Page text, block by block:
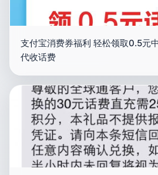
支付宝消费券福利 轻松领取0.5元
代收话费